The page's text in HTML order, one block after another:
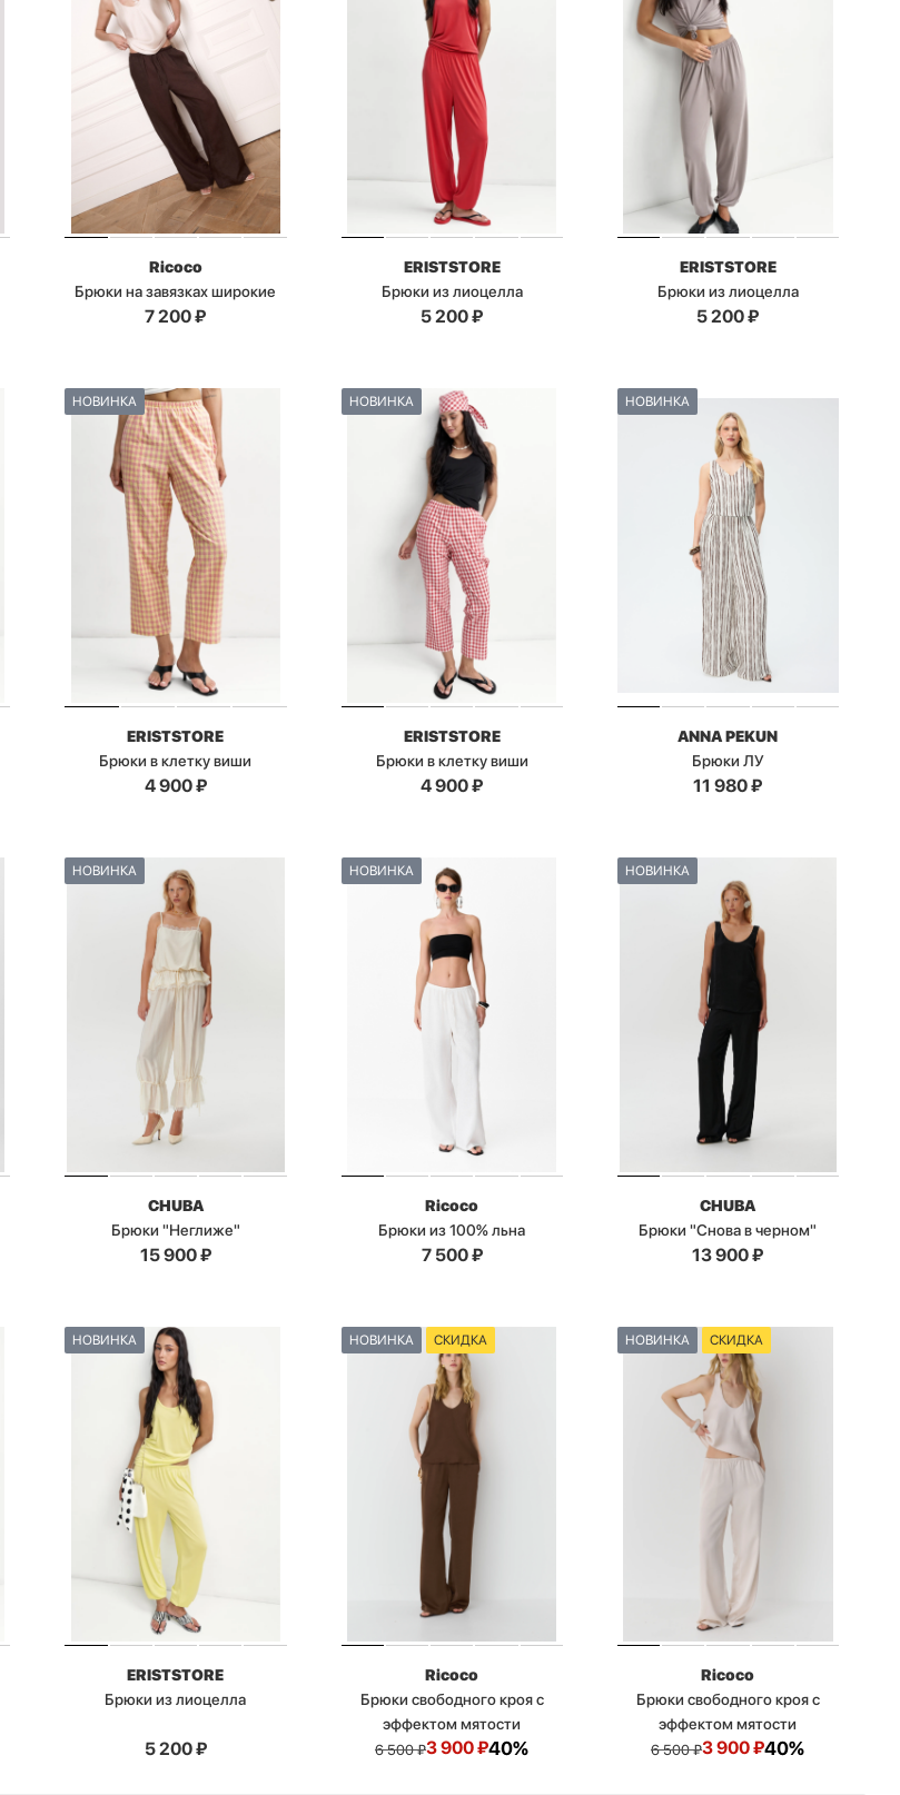
Ricoco
Брюки на завязках широкие
7 200₽
ERISTSTORE
Брюки из лиоцелла
5 200₽
ERISTSTORE
Брюки из лиоцелла
5 200₽
НОВИНКА
ERISTSTORE
Брюки в клетку виши
4 900₽
НОВИНКА
ERISTSTORE
Брюки в клетку виши
4 900₽
НОВИНКА
ANNA PEKUN
Брюки ЛУ
11 980₽
НОВИНКА
CHUBA
Брюки "Неглиже"
15 900₽
НОВИНКА
Ricoco
Брюки из 100% льна
7 500₽
НОВИНКА
CHUBA
Брюки "Снова в черном"
13 900₽
НОВИНКА
ERISTSTORE
Брюки из лиоцелла
5 200₽
НОВИНКА СКИДКА
Ricoco
Брюки свободного кроя с
эффектом мятости
6 500₽3 900₽40%
НОВИНКА СКИДКА
Ricoco
Брюки свободного кроя с
эффектом мятости
6 500₽3 900₽40%